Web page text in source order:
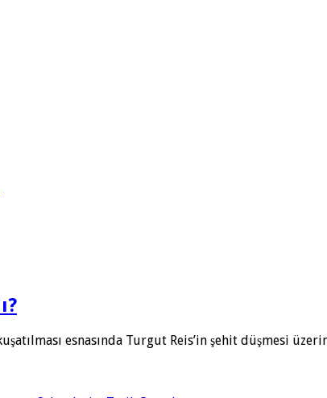
esnasında Turgut Reis’in şehit düşmesi